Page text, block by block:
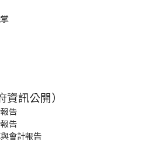
訊公開）
告
告
會計報告